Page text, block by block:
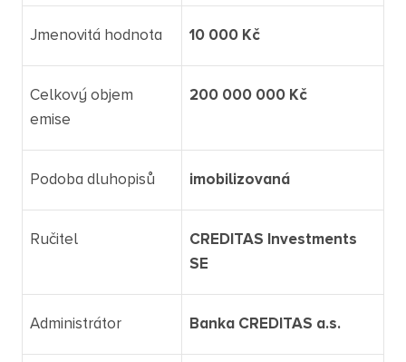
Jmenovitá hodnota 10 000 Kč
Celkový objem
emise
200 000 000 Kč
Podoba dluhopisů imobilizovaná
Ručitel
CREDITAS Investments
SE
Administrátor Banka CREDITAS a.s.